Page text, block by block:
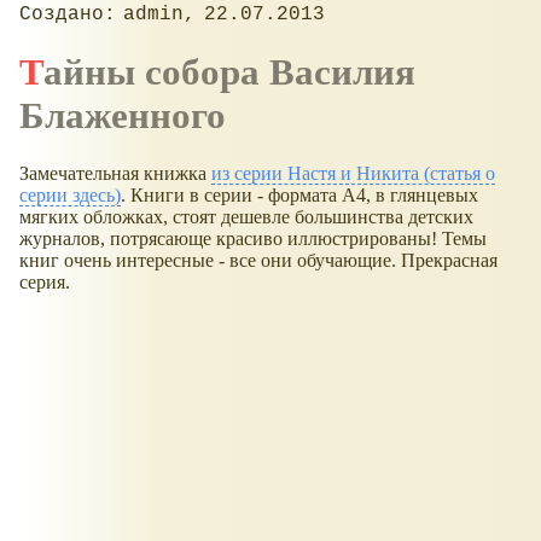
admin 22.07.2013
Тайны собора Василия
Блаженного
Замечательная книжка из серии Настя и Никита (статья о
серии здесь). Книги в серии - формата А4, в глянцевых
мягких обложках, стоят дешевле большинства детских
журналов, потрясающе красиво иллюстрированы! Темы
книг очень интересные - все они обучающие. Прекрасная
серия.